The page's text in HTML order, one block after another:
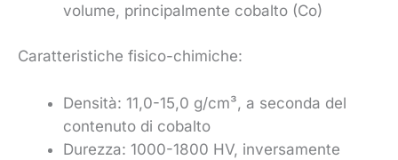
volume, principalmente cobalto (Co)
Caratteristiche fisico-chimiche:
Densità: 11,0-15,0 g/cm³, a seconda del
contenuto di cobalto
Durezza: 1000-1800 HV, inversamente